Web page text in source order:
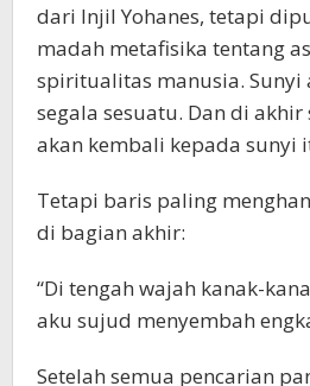
dari Injil Yohanes, tetapi
madah metafisika tentang
spiritualitas manusia.
segala sesuatu. Dan di
akan kembali kepada sunyi
Tetapi baris paling
di bagian akhir:
“Di tengah wajah kanak-
aku sujud menyembah
Setelah semua pencarian